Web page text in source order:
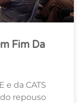
Fim Da
e da CATS
repouso